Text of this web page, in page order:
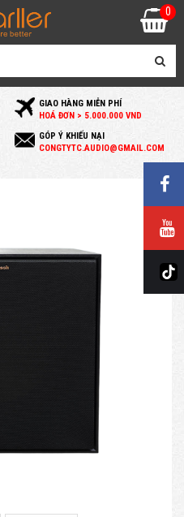
GIAO HÀNG MIỄN PHÍ
HOÁ ĐƠN > 5.000.000 VND
GÓP Ý KHIẾU NẠI
CONGTYTC.AUDIO@GMAIL.COM
0